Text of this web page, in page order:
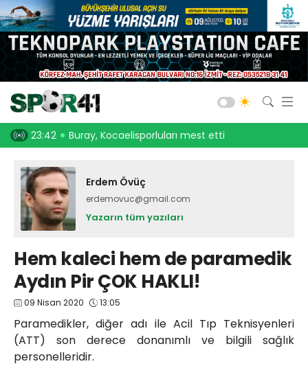
23:42 Buray, Kocaelisporluları mest etti
Erdem Övüç
erdemovuc@gmail.com
Yazarın tüm yazıları
Hem kaleci hem de paramedik
Aydın Pir ÇOK HAKLI!
09 Nisan 2020 13:05
Paramedikler, diğer adı ile Acil Tıp Teknisyenleri
(ATT) son derece donanımlı ve bilgili sağlık
personelleridir.
Kocaelispor
Gölcük
Darıca GB.
Salon Sporları
Web TV Galeri
info@spor41.com